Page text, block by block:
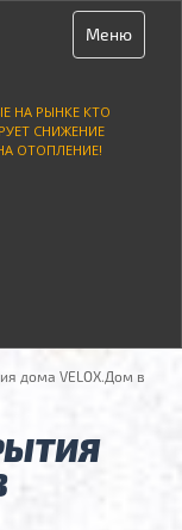
Меню
НА РЫНКЕ КТО
СНИЖЕНИЕ
ОТОПЛЕНИЕ!
дома VELOX.Дом в